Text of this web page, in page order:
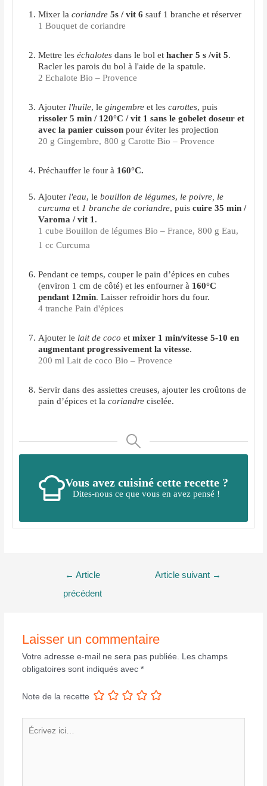
Mixer lacoriandre5s / vit 6 sauf 1 branche et réserver
1 Bouquet de coriandre
Mettre leséchalotesdans le bol ethacher 5 s /vit 5.
Racler les parois du bol à l'aide de la spatule.
2 Echalote Bio – Provence
Ajouter l'huile, legingembreet lescarottes, puis
rissoler 5 min / 120°C / vit 1 sans le gobelet doseur et
avec la panier cuisson pour éviter les projection
20 g Gingembre, 800 g Carotte Bio – Provence
Préchauffer le four à 160°C.
Ajouter l'eau, lebouillon de légumes, le poivre, le
curcuma et 1 branche de coriandre, puis cuire 35 min /
Varoma / vit 1 .
1 cube Bouillon de légumes Bio – France, 800 g Eau,
1 cc Curcuma
Pendant ce temps, couper le pain d’épices en cubes
(environ 1 cm de côté) et les enfourner à 160°C
pendant 12min. Laisser refroidir hors du four.
4 tranche Pain d'épices
Ajouter le lait de coco etmixer 1 min/vitesse 5-10 en
augmentant progressivement la vitesse.
200 ml Lait de coco Bio – Provence
Servir dans des assiettes creuses, ajouter les croûtons de
pain d’épices et lacoriandre ciselée.
Vous avez cuisiné cette recette ?
Dites-nous ce que vous en avez pensé !
← Article
précédent
Article suivant →
Laisser un commentaire
Votre adresse e-mail ne sera pas publiée. Les champs
obligatoires sont indiqués avec *
Note de la recette
ici…